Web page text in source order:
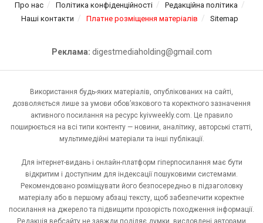
Про нас Політика конфіденційності
Редакційна політика
Наші контакти
Платне розміщення матеріалів Sitemap
Реклама: digestmediaholding@gmail.com
Використання будь-яких матеріалів, опублікованих на сайті,
дозволяється лише за умови обов’язкового та коректного зазначення
активного посилання на ресурс kyivweekly.com. Це правило
поширюється на всі типи контенту — новини, аналітику, авторські статті,
мультимедійні матеріали та інші публікації.
Для інтернет-видань і онлайн-платформ гіперпосилання має бути
відкритим і доступним для індексації пошуковими системами.
Рекомендовано розміщувати його безпосередньо в підзаголовку
матеріалу або в першому абзаці тексту, щоб забезпечити коректне
посилання на джерело та підвищити прозорість походження інформації.